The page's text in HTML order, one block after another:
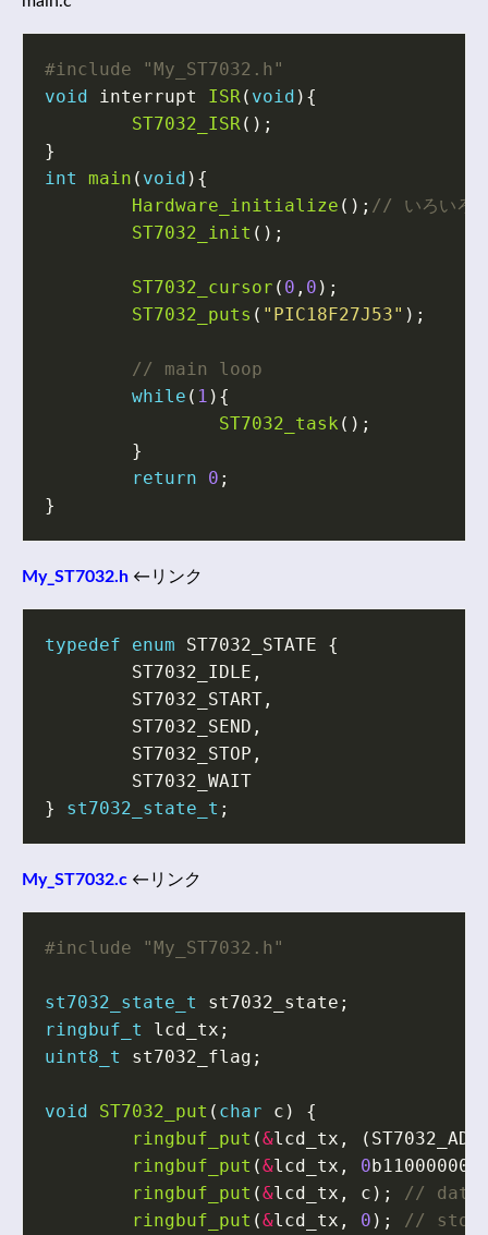
#include
"My_ST7032.h"
void
interrupt ISR ( void ){
ST7032_ISR ();
}
int
main ( void ){
Hardware_initialize ();
ST7032_init ();
ST7032_cursor ( 0 , 0 );
ST7032_puts ( "PIC18F27J53" );
while ( 1 ){
ST7032_task ();
}
return
0 ;
}
My_ST7032.h ←リンク
typedef enum ST7032_STATE
{
ST7032_IDLE ,
ST7032_START ,
ST7032_SEND ,
ST7032_STOP ,
ST7032_WAIT
}
st7032_state_t ;
My_ST7032.c ←リンク
#include "My_ST7032.h"
st7032_state_t st7032_state ;
ringbuf_t
lcd_tx ;
uint8_t
st7032_flag ;
void ST7032_put ( char c )
{
ringbuf_put (&lcd_tx , (
ringbuf_put (&lcd_tx , 0b11000000
ringbuf_put (&lcd_tx , c );
ringbuf_put (&lcd_tx , 0 );